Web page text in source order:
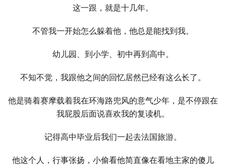
这一跟，就是十几年。
不管我一开始怎么躲着他，他总是能找到我。
幼儿园、到小学、初中再到高中。
不知不觉，我跟他之间的回忆居然已经有这么长了。
他是骑着赛摩载着我在环海路兜风的意气少年，是不停跟在
我屁股后面说喜欢我的复读机。
记得高中毕业后我们一起去法国旅游。
他这个人，行事张扬，小偷看他简直像在看地主家的傻儿